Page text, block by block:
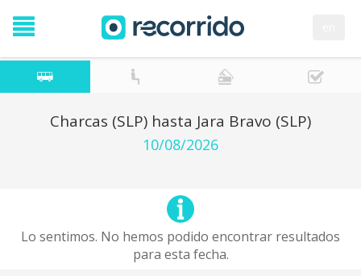
Charcas (SLP) hasta Jara Bravo (SLP)
10/08/2026
Lo sentimos. No hemos podido encontrar resultados
para esta fecha.